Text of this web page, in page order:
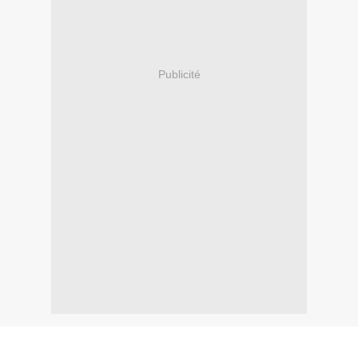
Publicité